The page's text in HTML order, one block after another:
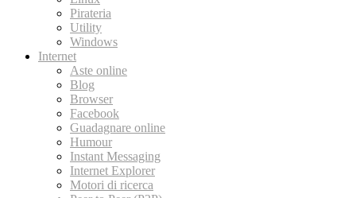
Pirateria
Utility
Windows
Internet
Aste online
Blog
Browser
Facebook
Guadagnare online
Humour
Instant Messaging
Internet Explorer
Motori di ricerca